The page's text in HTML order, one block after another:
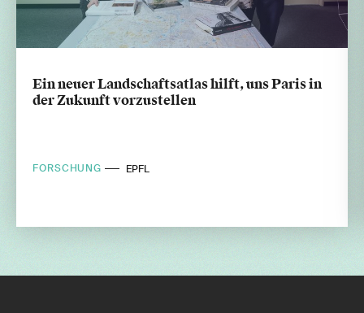
Ein neuer Landschaftsatlas hilft, uns Paris in
der Zukunft vorzustellen
FORSCHUNG EPFL